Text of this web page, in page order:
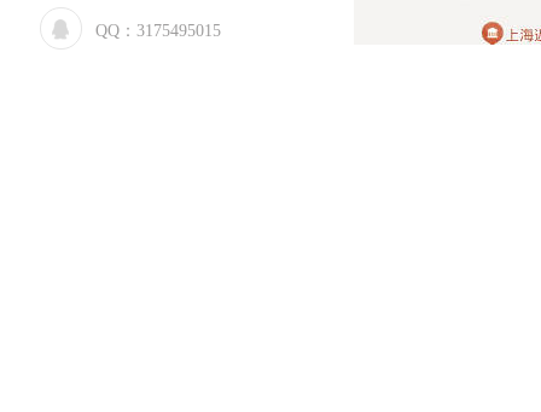
QQ： 3175495015